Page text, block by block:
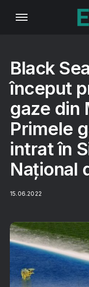
Black
început
gaze din
Primele
intrat în
Național
15.06.2022